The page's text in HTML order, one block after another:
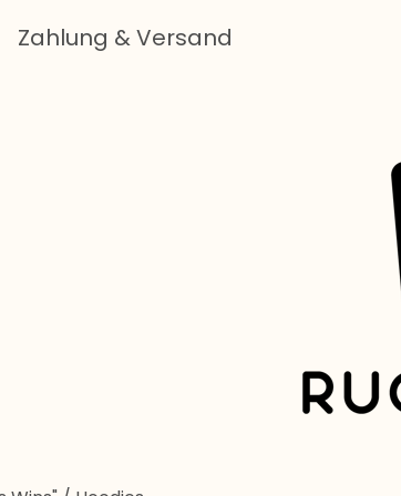
Zahlung & Versand